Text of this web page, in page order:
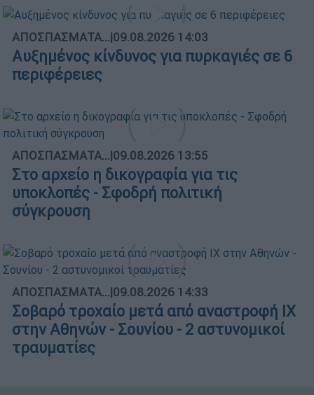
ΑΠΟΣΠΑΣΜΑΤΑ...|09.08.2026 14:03
Αυξημένος κίνδυνος για πυρκαγιές σε 6
περιφέρειες
ΑΠΟΣΠΑΣΜΑΤΑ...|09.08.2026 13:55
Στο αρχείο η δικογραφία για τις
υποκλοπές - Σφοδρή πολιτική
σύγκρουση
ΑΠΟΣΠΑΣΜΑΤΑ...|09.08.2026 14:33
Σοβαρό τροχαίο μετά από αναστροφή ΙΧ
στην Αθηνών - Σουνίου - 2 αστυνομικοί
τραυματίες